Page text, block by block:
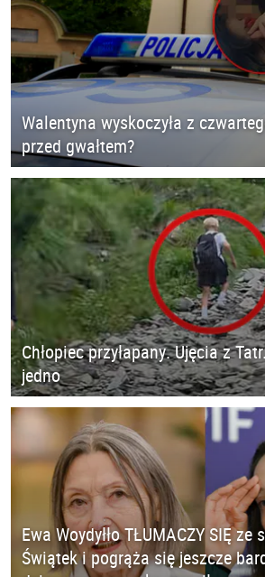
Walentyna wyskoczyła z
przed gwałtem?
Chłopiec przyłapany. Ujęcia z
jedno
Ewa Woydyłło TŁUMACZY SIĘ ze
Świątek i pogrąża się jeszcze